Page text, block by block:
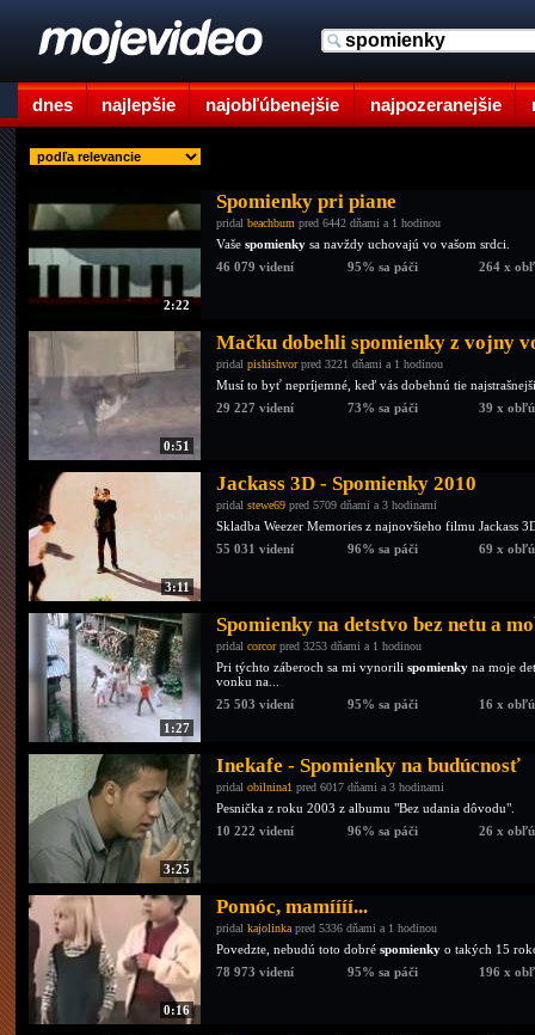
dnes najlepšie najobľúbenejšie najpozeranejšie
2:22
Spomienky pri piane
pridal beachbum pred 6442 dňami a 1 hodinou
Vaše spomienky sa navždy uchovajú vo vašom srdci.
46 079 videní
95% sa páči 264 x
0:51
Mačku dobehli spomienky z vojny
pridal pishishvorpred 3221 dňami a 1 hodinou
Musí to byť nepríjemné, keď vás dobehnú tie
29 227 videní
73% sa páči 39 x
3:11
Jackass 3D - Spomienky 2010
pridal stewe69 pred 5709 dňami a 3 hodinami
Skladba Weezer Memories z najnovšieho filmu Jackass
55 031 videní
96% sa páči 69 x
1:27
Spomienky na detstvo bez netu a
pridal corcorpred 3253 dňami a 1 hodinou
Pri týchto záberoch sa mi vynorili spomienky na moje
vonku na...
25 503 videní
95% sa páči 16 x
3:25
Inekafe - Spomienky na budúcnosť
pridal obilnina1 pred 6017 dňami a 3 hodinami
Pesnička z roku 2003 z albumu "Bez udania dôvodu".
10 222 videní
96% sa páči 26 x
0:16
Pomóc, mamíííí...
pridal kajolinka pred 5336 dňami a 1 hodinou
Povedzte, nebudú toto dobré spomienky o takých 15
78 973 videní
95% sa páči 196 x